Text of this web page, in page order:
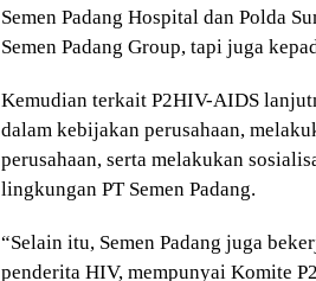
Semen Padang Hospital dan Polda
Semen Padang Group, tapi juga
Kemudian terkait P2HIV-AIDS
dalam kebijakan perusahaan,
perusahaan, serta melakukan
lingkungan PT Semen Padang.
“Selain itu, Semen Padang juga
penderita HIV, mempunyai Komite